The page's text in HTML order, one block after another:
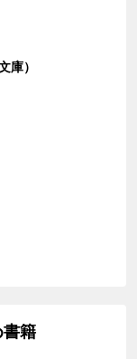
庫）
籍